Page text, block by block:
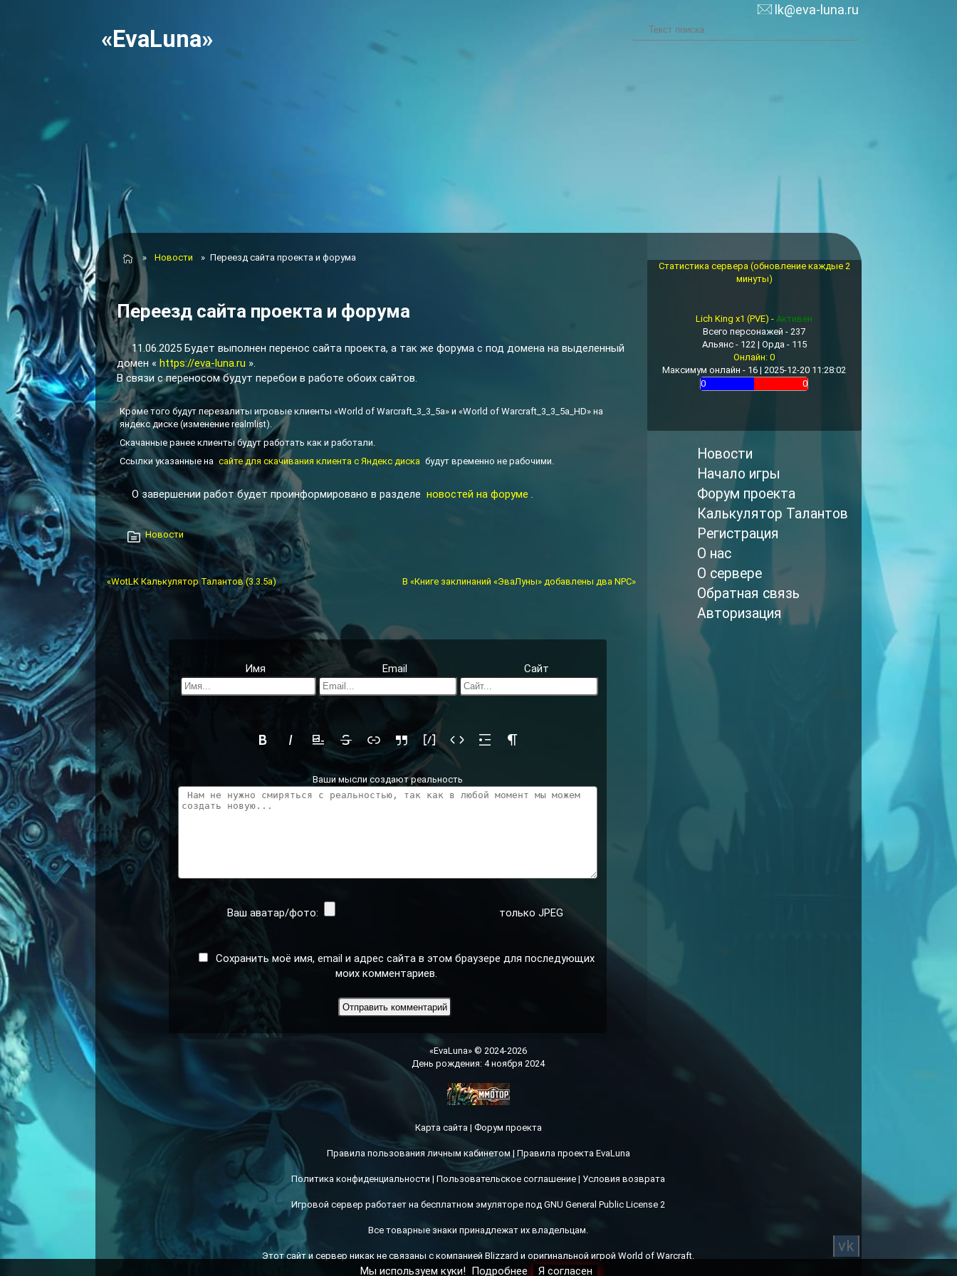
lk@eva-luna.ru
«EvaLuna»
» Новости » Переезд сайта проекта и форума
Переезд сайта проекта и форума
11.06.2025 Будет выполнен перенос сайта проекта, а так же форума с под домена на выделенный
домен « https://eva-luna.ru ».
В связи с переносом будут перебои в работе обоих сайтов.
Кроме того будут перезалиты игровые клиенты «World of Warcraft_3_3_5a» и «World of Warcraft_3_3_5a_HD» на
яндекс диске (изменение realmlist).
Скачанные ранее клиенты будут работать как и работали.
Ссылки указанные на сайте для скачивания клиента с Яндекс диска будут временно не рабочими.
О завершении работ будет проинформировано в разделе новостей на форуме .
Новости
«WotLK Калькулятор Талантов (3.3.5a) В «Книге заклинаний «ЭваЛуны» добавлены два NPC»
Имя Email Сайт
Ваши мысли создают реальность
Ваш аватар/фото: только JPEG
Сохранить моё имя, email и адрес сайта в этом браузере для последующих
моих комментариев.
Статистика сервера (обновление каждые 2
минуты)
Lich King x1 (PVE) - Активен
Всего персонажей - 237
Альянс - 122 | Орда - 115
Онлайн: 0
Максимум онлайн - 16 | 2025-12-20 11:28:02
0
0
Новости
Начало игры
Форум проекта
Калькулятор Талантов
Регистрация
О нас
О сервере
Обратная связь
Авторизация
vk
«EvaLuna» © 2024-2026
День рождения: 4 ноября 2024
Карта сайта| Форум проекта
Правила пользования личным кабинетом| Правила проекта EvaLuna
Политика конфиденциальности |Пользовательское соглашение | Условия возврата
Игровой сервер работает на бесплатном эмуляторе под GNU General Public License 2
Все товарные знаки принадлежат их владельцам.
Этот сайт и сервер никак не связаны с компанией Blizzard и оригинальной игрой World of Warcraft.
Мы используем куки! Подробнее Я согласен